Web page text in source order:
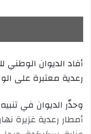
أفاد الديوان الوطني
رعدية معتبرة على
وحذّر الديوان في
أمطار رعدية غزيرة